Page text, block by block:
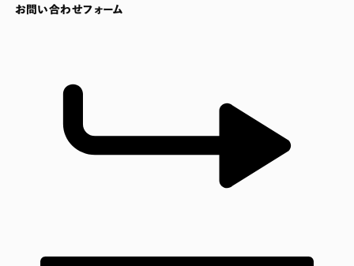
お問い合わせフォーム